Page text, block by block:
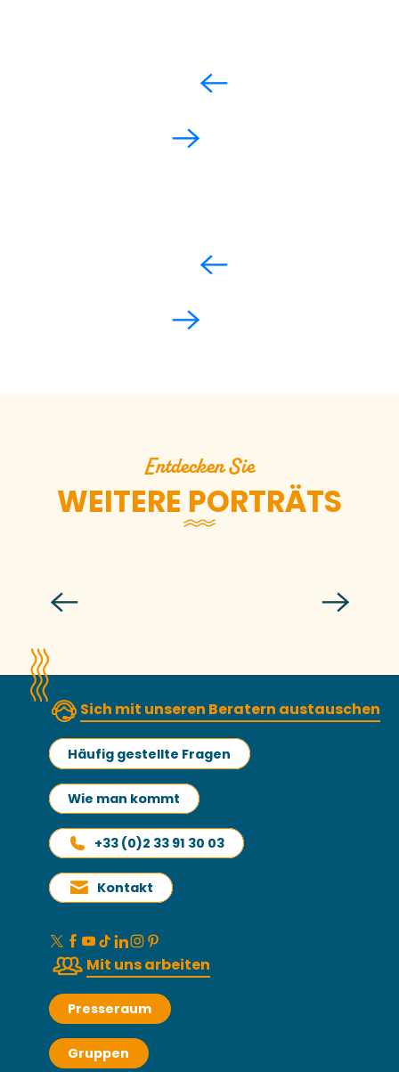
Entdecken Sie
WEITERE PORTRÄTS
Sich mit unseren Beratern austauschen
Häufig gestellte Fragen
Wie man kommt
+33 (0)2 33 91 30 03
Kontakt
Mit uns arbeiten
Presseraum
Gruppen